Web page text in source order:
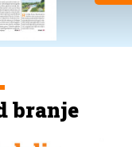
branje